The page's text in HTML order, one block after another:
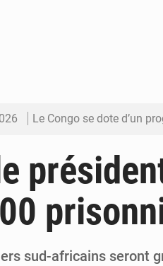
Le Congo se dote d’un programme
Cémac : la Commission
Assassinat de l’entrepreneur sportif
sud-africains seront